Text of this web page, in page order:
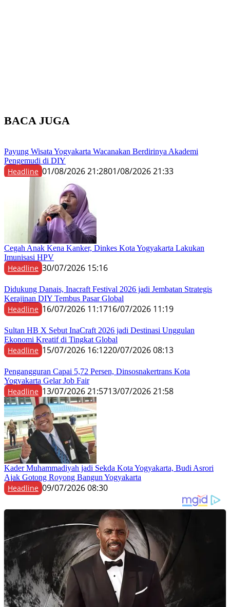
BACA JUGA
Payung Wisata Yogyakarta Wacanakan Berdirinya Akademi
Pengemudi di DIY
Headline 01/08/2026 21:2801/08/2026 21:33
Cegah Anak Kena Kanker, Dinkes Kota Yogyakarta Lakukan
Imunisasi HPV
Headline 30/07/2026 15:16
Didukung Danais, Inacraft Festival 2026 jadi Jembatan Strategis
Kerajinan DIY Tembus Pasar Global
Headline 16/07/2026 11:1716/07/2026 11:19
Sultan HB X Sebut InaCraft 2026 jadi Destinasi Unggulan
Ekonomi Kreatif di Tingkat Global
Headline 15/07/2026 16:1220/07/2026 08:13
Pengangguran Capai 5,72 Persen, Dinsosnakertrans Kota
Yogyakarta Gelar Job Fair
Headline 13/07/2026 21:5713/07/2026 21:58
Kader Muhammadiyah jadi Sekda Kota Yogyakarta, Budi Asrori
Ajak Gotong Royong Bangun Yogyakarta
Headline 09/07/2026 08:30